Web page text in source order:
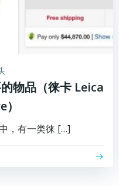
物品（徕卡 Leica
，有一类徕 […]